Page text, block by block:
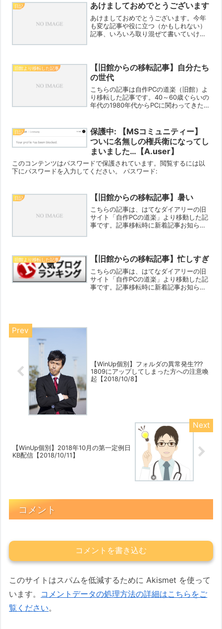
日記 あけましておめでとうございます
あけましておめでとうございます。今年
も変な記事や役に立つ（かもしれない）
記事、いろいろ取り混ぜて書いていけた
キングへ
旧館より移転した記事
【旧館からの移転記事】自分たち
の世代
こちらの記事は自作PCの道楽（旧館）よ
り移転した記事です。40～60歳ぐらいの
年代の1980年代からPCに関わってきた
る。初めて購入した富士通のノートPCが
70万円弱でと...
日記
保護中: 【MSコミュニティー】
ついに名無しの権兵衛になってし
まいました…【A.user】
このコンテンツはパスワードで保護されています。閲覧するには以
下にパスワードを入力してください。 パスワード:
日記 【旧館からの移転記事】暑い
こちらの記事は、はてなダイアリーの旧
サイト「自作PCの道楽」より移動した記
事です。記事移転時に新着記事お知らせ
りますがご寛容ください...
旧館より移転した記事 【旧館からの移転記事】忙しすぎ
こちらの記事は、はてなダイアリーの旧
サイト「自作PCの道楽」より移動した記
事です。記事移転時に新着記事お知らせ
【WinUp個別】フォルダの異常発生???
1809にアップしてしまった方への注意喚
起【2018/10/8】
【WinUp個別】2018年10月の第一定例日
KB配信【2018/10/11】
コメント
コメントを書き込む
このサイトはスパムを低減するために Akismet を使って
います。 コメントデータの処理方法の詳細はこちらをご
覧ください。